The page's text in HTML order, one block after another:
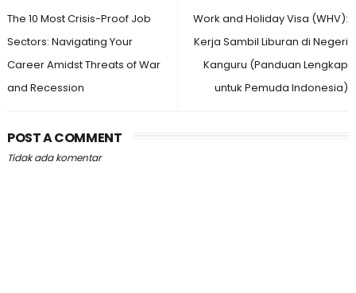
Work and Holiday Visa (WHV):
Kerja Sambil Liburan di Negeri
Kanguru (Panduan Lengkap
untuk Pemuda Indonesia)
The 10 Most Crisis-Proof Job
Sectors: Navigating Your
Career Amidst Threats of War
and Recession
POST A COMMENT
Tidak ada komentar